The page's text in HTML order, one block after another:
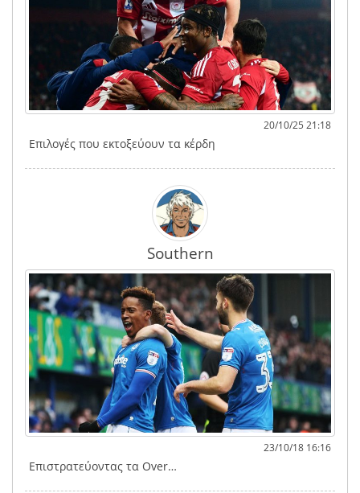
20/10/25 21:18
Επιλογές που εκτοξεύουν τα κέρδη
Southern
23/10/18 16:16
Επιστρατεύοντας τα Over…